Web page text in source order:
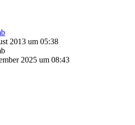
2013 um 05:38
2025 um 08:43